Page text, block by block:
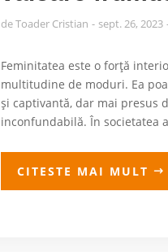
deToader Cristian sept. 26, 2023
Feminitatea este o forță
multitudine de moduri. Ea
și captivantă, dar mai presus
inconfundabilă. În societatea
CITESTE MAI MULT